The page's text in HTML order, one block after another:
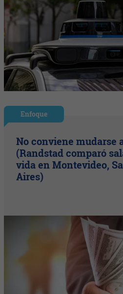
Enfoque
No conviene mudarse
(Randstad comparó
vida en Montevideo,
Aires)